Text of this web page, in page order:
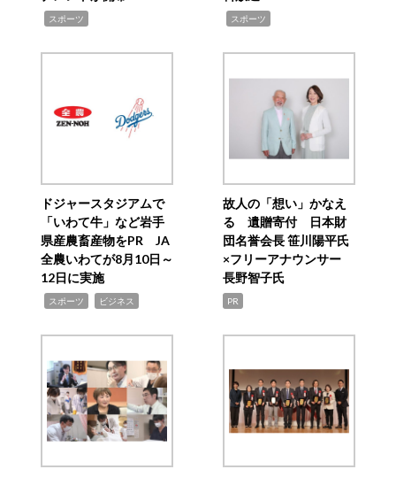
スポーツ スポーツ
ドジャースタジアムで
「いわて牛」など岩手
県産農畜産物をPR JA
全農いわてが8月10日～
12日に実施
スポーツ ビジネス
故人の「想い」かなえ
る 遺贈寄付 日本財
団名誉会長 笹川陽平氏
×フリーアナウンサー
長野智子氏
PR